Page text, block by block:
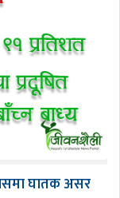
घातक असर